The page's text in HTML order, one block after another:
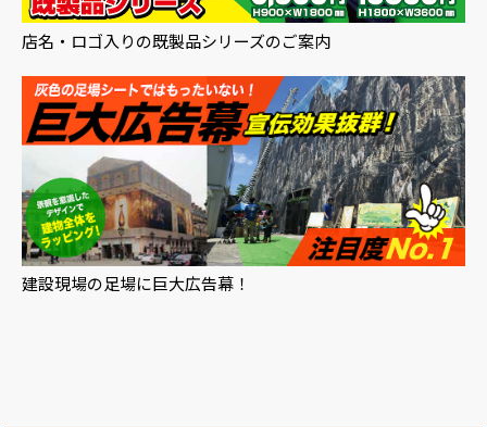
店名・ロゴ入りの既製品シリーズのご案内
建設現場の足場に巨大広告幕！